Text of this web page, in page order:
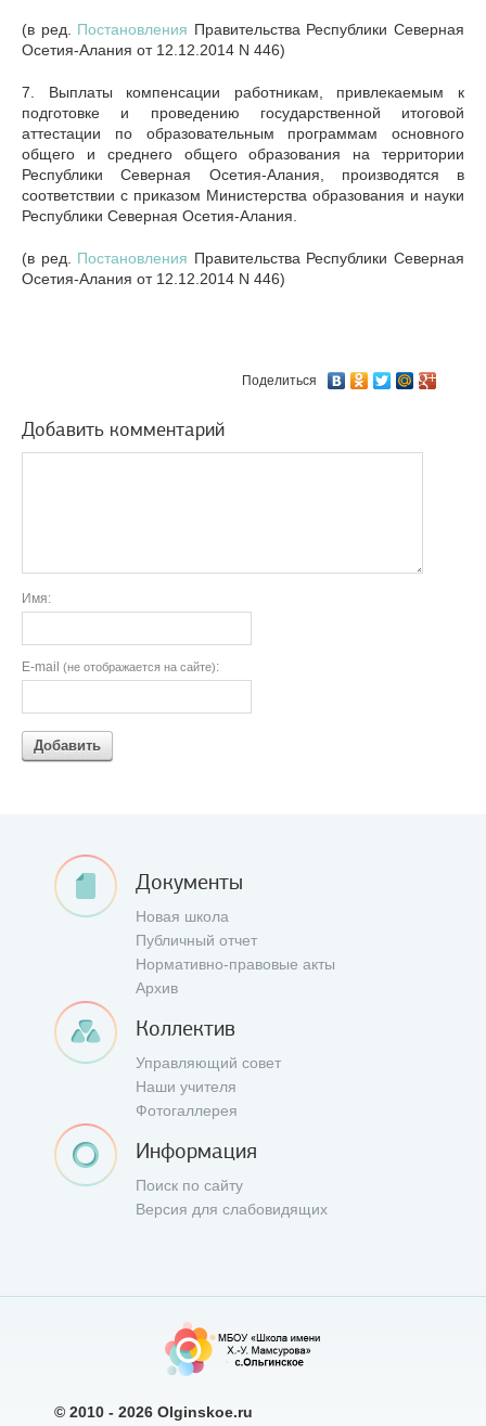
(в ред. Постановления Правительства Республики Северная
Осетия-Алания от 12.12.2014 N 446)
7. Выплаты компенсации работникам, привлекаемым к
подготовке и проведению государственной итоговой
аттестации по образовательным программам основного
общего и среднего общего образования на территории
Республики Северная Осетия-Алания, производятся в
соответствии с приказом Министерства образования и науки
Республики Северная Осетия-Алания.
(в ред. Постановления Правительства Республики Северная
Осетия-Алания от 12.12.2014 N 446)
Поделиться
Добавить комментарий
Имя:
E-mail (не отображается на сайте):
Добавить
Документы
Новая школа
Публичный отчет
Нормативно-правовые акты
Архив
Коллектив
Управляющий совет
Наши учителя
Фотогаллерея
Информация
Поиск по сайту
Версия для слабовидящих
© 2010 - 2026 Olginskoe.ru